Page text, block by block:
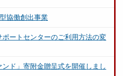
協働創出事業
ートセンターのご利用方法の変
ンド」寄附金贈呈式を開催しまし